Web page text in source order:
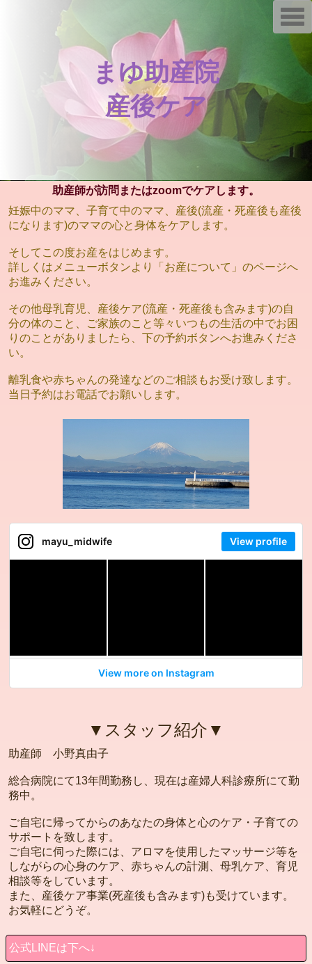
まゆ助産院
産後ケア
助産師が訪問またはzoomでケアします。
妊娠中のママ、子育て中のママ、産後(流産・死産後も産後
になります)のママの心と身体をケアします。
そしてこの度お産をはじめます。
詳しくはメニューボタンより「お産について」のページへ
お進みください。
その他母乳育児、産後ケア(流産・死産後も含みます)の自
分の体のこと、ご家族のこと等々いつもの生活の中でお困
りのことがありましたら、下の予約ボタンへお進みくださ
い。
離乳食や赤ちゃんの発達などのご相談もお受け致します。
当日予約はお電話でお願いします。
mayu_midwife View profile
View more on Instagram
▼スタッフ紹介▼
助産師 小野真由子
総合病院にて13年間勤務し、現在は産婦人科診療所にて勤
務中。
ご自宅に帰ってからのあなたの身体と心のケア・子育ての
サポートを致します。
ご自宅に伺った際には、アロマを使用したマッサージ等を
しながらの心身のケア、赤ちゃんの計測、母乳ケア、育児
相談等をしています。
また、産後ケア事業(死産後も含みます)も受けています。
お気軽にどうぞ。
公式LINEは下へ↓
T
o
g
l
t
i
o